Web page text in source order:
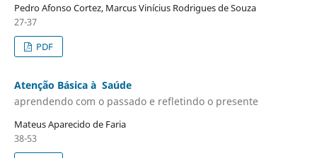
Pedro Afonso Cortez, Marcus Vinícius Rodrigues de Souza
27-37
PDF
Atenção Básica à Saúde
aprendendo com o passado e refletindo o presente
Mateus Aparecido de Faria
38-53